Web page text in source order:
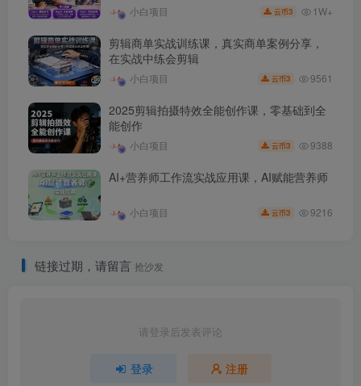
小白项目 云币3 1W+
剪辑商单实战训练课，真实商单案例分享，
在实战中练会剪辑
小白项目 云币3 9561
2025剪辑拍摄特效全能创作课，零基础到全
能创作
小白项目 云币3 9388
AI+营养师工作流实战应用课，AI赋能营养师
小白项目 云币3 9216
链接过期，请留言 抢沙发
请登录后发表评论
登录 注册